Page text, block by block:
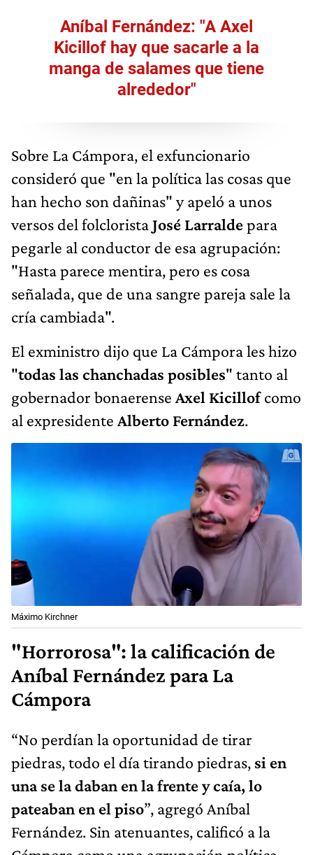
Aníbal Fernández: "A Axel
Kicillof hay que sacarle a la
manga de salames que tiene
alrededor"
Sobre La Cámpora, el exfuncionario
consideró que "en la política las cosas que
han hecho son dañinas" y apeló a unos
versos del folcloristaJosé Larraldepara
pegarle al conductor de esa agrupación:
"Hasta parece mentira, pero es cosa
señalada, que de una sangre pareja sale la
cría cambiada".
El exministro dijo que La Cámpora les hizo
"todas las chanchadas posibles" tanto al
gobernador bonaerense Axel Kicillofcomo
al expresidente Alberto Fernández.
Máximo Kirchner
"Horrorosa": la calificación de
Aníbal Fernández para La
Cámpora
“No perdían la oportunidad de tirar
piedras, todo el día tirando piedras, si en
una se la daban en la frente y caía, lo
pateaban en el piso”, agregó Aníbal
Fernández. Sin atenuantes, calificó a la